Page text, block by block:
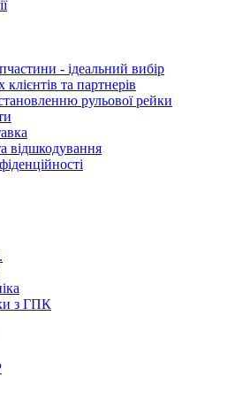
- ідеальний вибір
та партнерів
рульової рейки
відшкодування
з ГПК